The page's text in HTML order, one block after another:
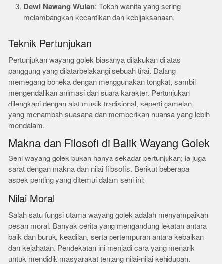
Dewi Nawang Wulan: Tokoh wanita yang sering
melambangkan kecantikan dan kebijaksanaan.
Teknik Pertunjukan
Pertunjukan wayang golek biasanya dilakukan di atas
panggung yang dilatarbelakangi sebuah tirai. Dalang
memegang boneka dengan menggunakan tongkat, sambil
mengendalikan animasi dan suara karakter. Pertunjukan
dilengkapi dengan alat musik tradisional, seperti gamelan,
yang menambah suasana dan memberikan nuansa yang lebih
mendalam.
Makna dan Filosofi di Balik Wayang Golek
Seni wayang golek bukan hanya sekadar pertunjukan; ia juga
sarat dengan makna dan nilai filosofis. Berikut beberapa
aspek penting yang ditemui dalam seni ini:
Nilai Moral
Salah satu fungsi utama wayang golek adalah menyampaikan
pesan moral. Banyak cerita yang mengandung lekatan antara
baik dan buruk, keadilan, serta pertempuran antara kebaikan
dan kejahatan. Pendekatan ini menjadi cara yang menarik
untuk mendidik masyarakat tentang nilai-nilai kehidupan.